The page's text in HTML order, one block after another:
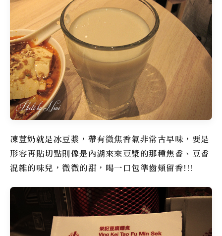
凍荳奶就是冰豆漿，帶有微焦香氣非常古早味，要是
形容再貼切點則像是內湖來來豆漿的那種焦香、豆香
混雜的味兒，微微的甜，喝一口包準齒頰留香!!!